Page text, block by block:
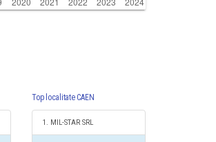
Top localitate CAEN
1. MIL-STAR SRL